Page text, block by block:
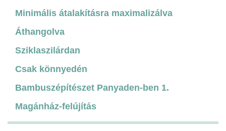
Minimális átalakításra maximalizálva
Áthangolva
Sziklaszilárdan
Csak könnyedén
Bambuszépítészet Panyaden-ben 1.
Magánház-felújítás